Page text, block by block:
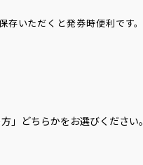
いただくと発券時便利です。
」どちらかをお選びください。